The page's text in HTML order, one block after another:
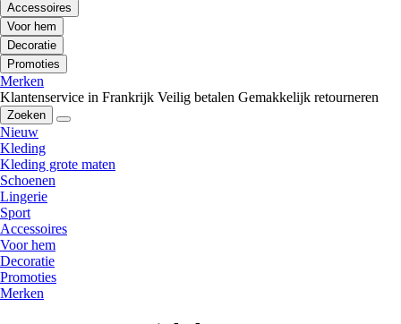
Accessoires
Voor hem
Decoratie
Promoties
Merken
Klantenservice in Frankrijk Veilig betalen Gemakkelijk retourneren
Zoeken
Nieuw
Kleding
Kleding grote maten
Schoenen
Lingerie
Sport
Accessoires
Voor hem
Decoratie
Promoties
Merken